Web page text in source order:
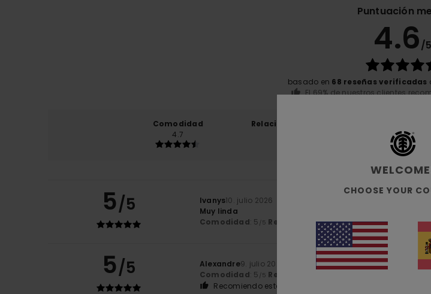
Puntuación
4.6/5
basado en 68 reseñas verificadas
El 69% de nuestros clientes
Comodidad
4.7
Relación calidad-precio
5/5 Ivanys10. julio 2026
Muy linda
Comodidad: 5 /5 Relación calidad-precio: 5/5 :
5/5 Alexandre9. julio 2026
Comodidad: 5 /5 Relación calidad-precio
Recomiendo este producto
CHOOSE YOUR